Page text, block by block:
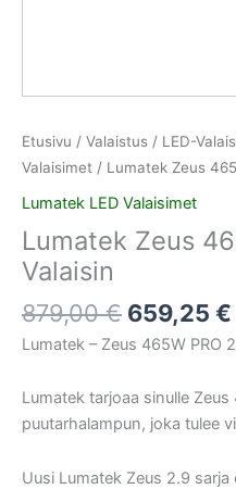
Etusivu / Valaistus / LED-
Valaisimet / Lumatek Zeus
Lumatek LED Valaisimet
Lumatek Zeus
Valaisin
879,00€ 659,25 €
Lumatek – Zeus 465W PRO
Lumatek tarjoaa sinulle
puutarhalampun, joka tulee
Uusi Lumatek Zeus 2.9